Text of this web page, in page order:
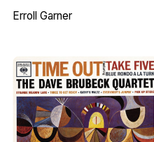
Erroll Garner